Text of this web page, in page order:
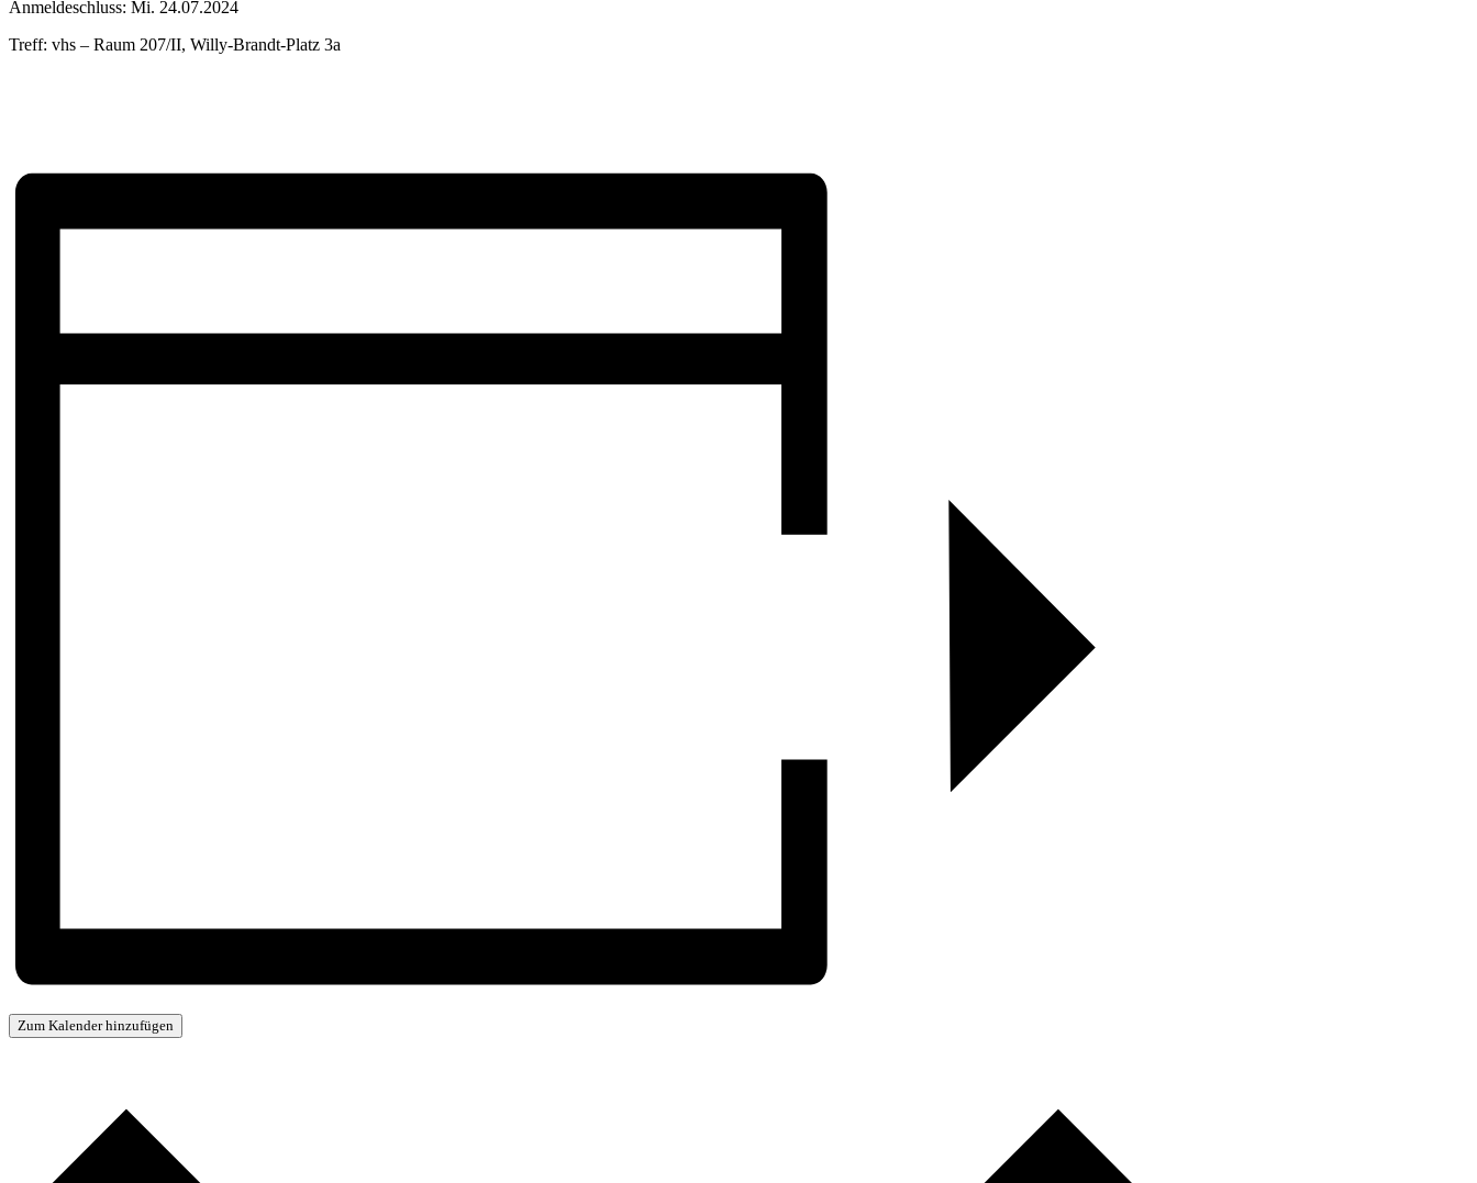
Anmeldeschluss: Mi. 24.07.2024
Treff: vhs – Raum 207/II, Willy-Brandt-Platz 3a
Zum Kalender hinzufügen